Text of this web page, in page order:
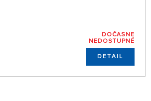
DOČASNE
NEDOSTUPNÉ
DETAIL